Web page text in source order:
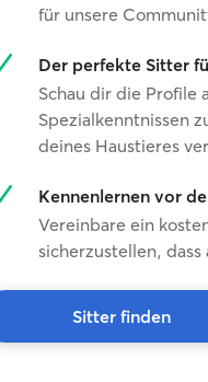
für unsere
Der perfekte Sitter
Schau dir die
Spezialkenntnissen
deines Haustieres
Kennenlernen vor
Vereinbare ein
sicherzustellen,
Sitter finden